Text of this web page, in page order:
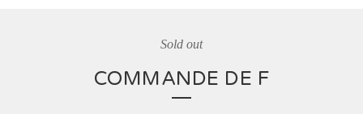
Sold out
COMMANDE DE F